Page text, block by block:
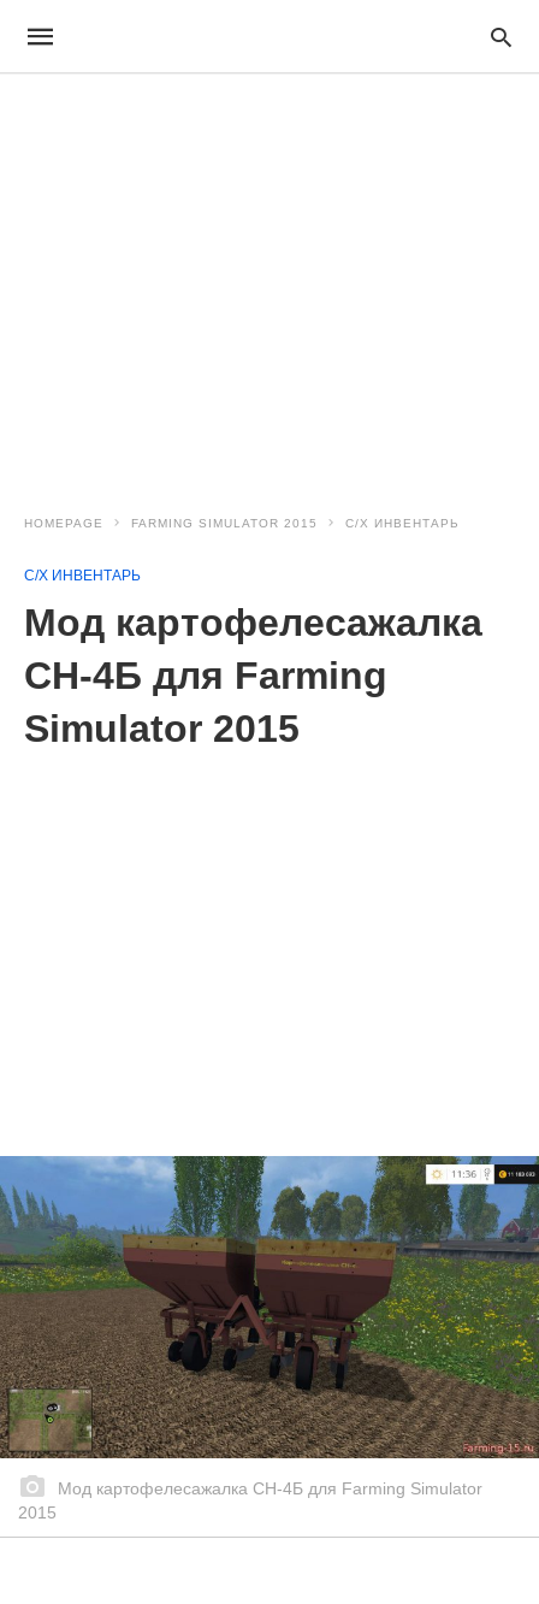
HOMEPAGE FARMING SIMULATOR 2015 С/Х ИНВЕНТАРЬ
С/Х ИНВЕНТАРЬ
Мод картофелесажалка
СН-4Б для Farming
Simulator 2015
Мод картофелесажалка СН-4Б для Farming Simulator
2015